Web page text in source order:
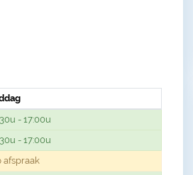
- 17:00u
- 17:00u
afspraak